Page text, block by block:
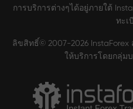
การบริการต่างๆได้อยู่ภายใต้
ทะเ
ลิขสิทธิ์© 2007-2026
ให้บริการโดยกลุ่ม